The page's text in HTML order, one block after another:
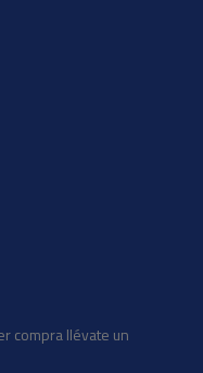
compra llévate un